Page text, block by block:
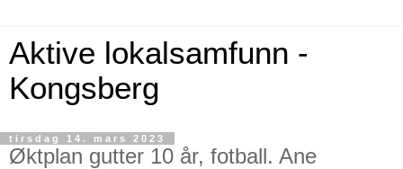
Aktive lokalsamfunn -
Kongsberg
tirsdag 14. mars 2023
Øktplan gutter 10 år, fotball. Ane